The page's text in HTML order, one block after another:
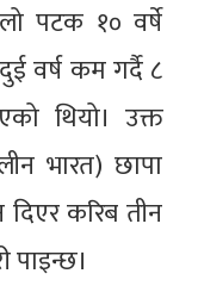
पटक १० वर्षे
वर्ष कम गर्दै ८
थियो। उक्त
भारत) छापा
दिएर करिब तीन
पाइन्छ।